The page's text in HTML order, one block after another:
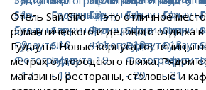
Отель San-Siro — это отличное
романтического и делового отдыха
Гудауты. Новые корпуса гостиницы
метрах от городского пляжа. Рядом
магазины, рестораны, столовые и